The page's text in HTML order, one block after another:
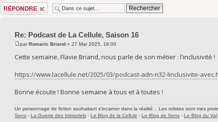
Répondre
Re: Podcast de La Cellule, Saison 16
parRomaric Briand » 27 Mar 2025, 18:00
Cette semaine, Flavie Briand, nous parle de son métier : l'inclusivité !
https://www.lacellule.net/2025/03/podcast-adn-n32-linclusivite-
Bonne écoute ! Bonne semaine à tous et à toutes !
Un personnage de fiction souhaitant s'incarner dans la réalité... Les rolistes sont mes
Sens - La Guerre des Immortels - Le Blog de la Cellule - Le Blog de Sens - Le Blog du Val